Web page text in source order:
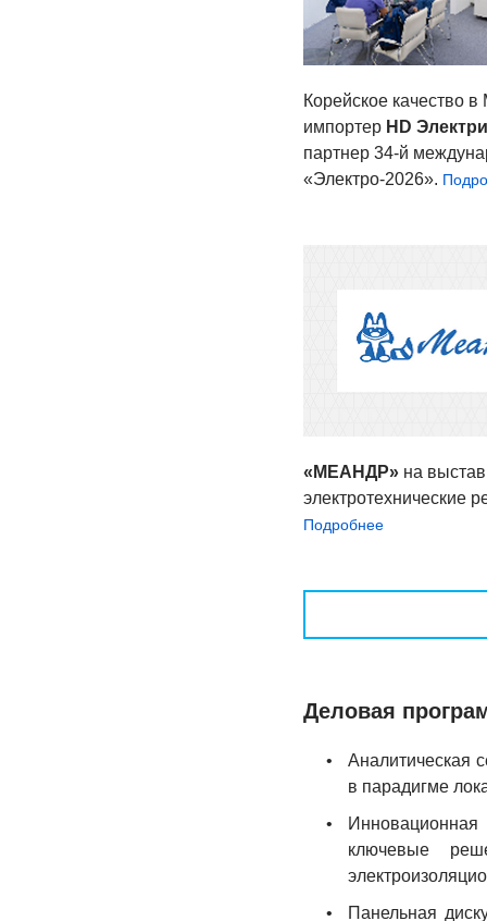
Корейское качество
импортер HD
партнер 34-й
«Электро-2026».
«МЕАНДР» на
электро­тех­ни­ческие
Подробнее
Деловая
•
Аналитическая
в парадигме
•
ключевые
•
Панельная